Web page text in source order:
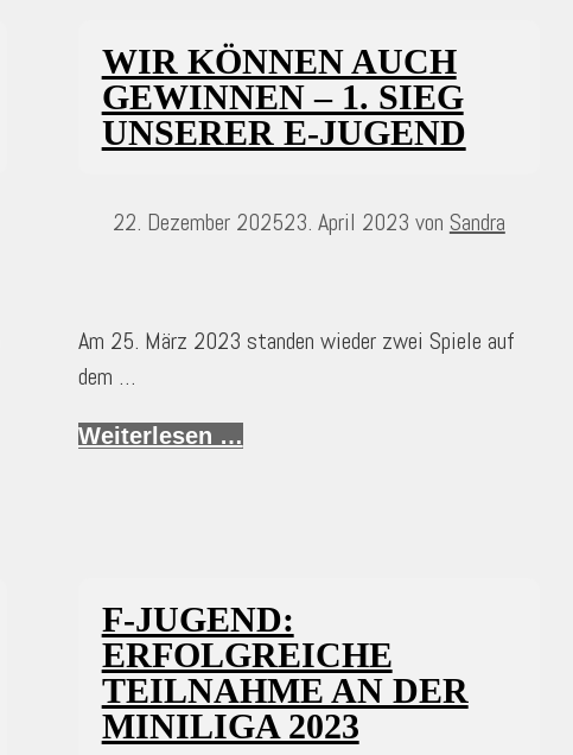
WIR KÖNNEN AUCH
GEWINNEN – 1. SIEG
UNSERER E-JUGEND
22. Dezember 202523. April 2023 von Sandra
Am 25. März 2023 standen wieder zwei Spiele auf
dem …
Weiterlesen …
F-JUGEND:
ERFOLGREICHE
TEILNAHME AN DER
MINILIGA 2023